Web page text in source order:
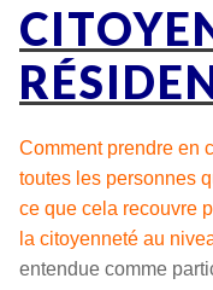
Comment prendre en
toutes les personnes
ce que cela recouvre
la citoyenneté au
entendue comme